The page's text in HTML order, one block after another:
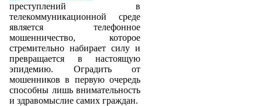
преступлений в
телекоммуникационной среде
является телефонное
мошенничество, которое
стремительно набирает силу и
превращается в настоящую
эпидемию. Оградить от
мошенников в первую очередь
способны лишь внимательность
и здравомыслие самих граждан.